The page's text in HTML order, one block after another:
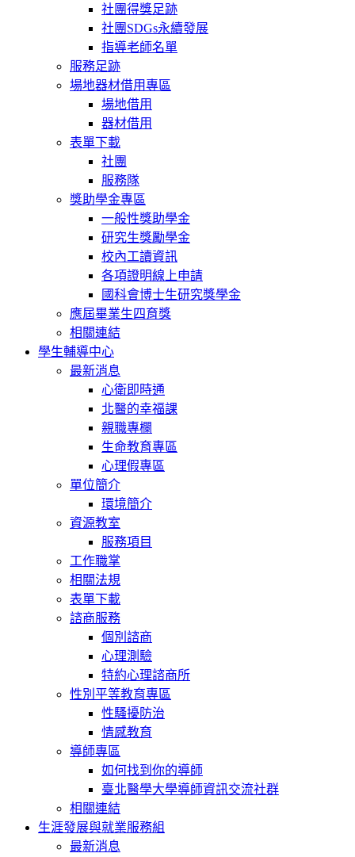
社團得獎足跡
社團SDGs永續發展
指導老師名單
服務足跡
場地器材借用專區
場地借用
器材借用
表單下載
社團
服務隊
獎助學金專區
一般性獎助學金
研究生獎勵學金
校內工讀資訊
各項證明線上申請
國科會博士生研究獎學金
應屆畢業生四育獎
相關連結
學生輔導中心
最新消息
心衛即時通
北醫的幸福課
親職專欄
生命教育專區
心理假專區
單位簡介
環境簡介
資源教室
服務項目
工作職掌
相關法規
表單下載
諮商服務
個別諮商
心理測驗
特約心理諮商所
性別平等教育專區
性騷擾防治
情感教育
導師專區
如何找到你的導師
臺北醫學大學導師資訊交流社群
相關連結
生涯發展與就業服務組
最新消息